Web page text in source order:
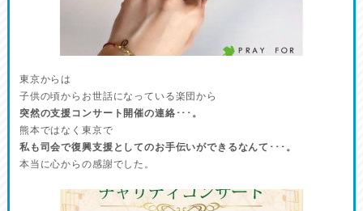
東京からは
子供の頃からお世話になっている楽団から
突然の支援コンサート開催の連絡･･･。
熊本ではなく東京で
私も司会で復興支援としてのお手伝いができるなんて･･･。
本当に心からの感謝でした。